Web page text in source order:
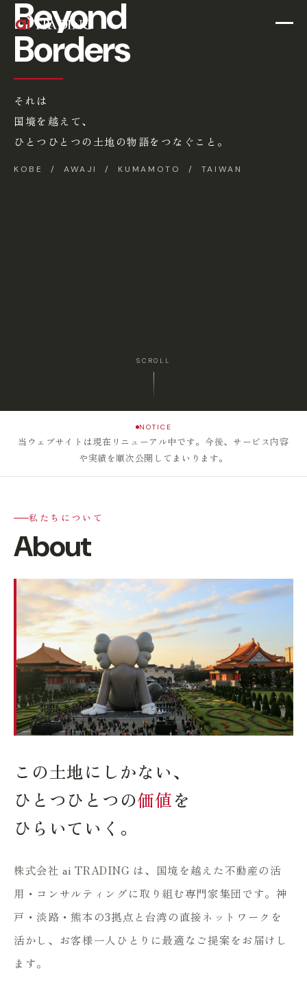
Beyond
Borders
それは
国境を越えて、
ひとつひとつの土地の物語をつなぐこと。
KOBE / AWAJI / KUMAMOTO / TAIWAN
SCROLL
NOTICE
当ウェブサイトは現在リニューアル中です。今後、サービス内容
や実績を順次公開してまいります。
私たちについて
About
この土地にしかない、
ひとつひとつの価値を
ひらいていく。
株式会社 ai TRADING は、国境を越えた不動産の活
用・コンサルティングに取り組む専門家集団です。神
戸・淡路・熊本の3拠点と台湾の直接ネットワークを
活かし、お客様一人ひとりに最適なご提案をお届けし
ます。